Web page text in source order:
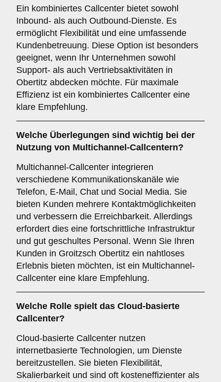
Ein kombiniertes Callcenter bietet sowohl
Inbound- als auch Outbound-Dienste. Es
ermöglicht Flexibilität und eine umfassende
Kundenbetreuung. Diese Option ist besonders
geeignet, wenn Ihr Unternehmen sowohl
Support- als auch Vertriebsaktivitäten in
Obertitz abdecken möchte. Für maximale
Effizienz ist ein kombiniertes Callcenter eine
klare Empfehlung.
Welche Überlegungen sind wichtig bei der
Nutzung von Multichannel-Callcentern?
Multichannel-Callcenter integrieren
verschiedene Kommunikationskanäle wie
Telefon, E-Mail, Chat und Social Media. Sie
bieten Kunden mehrere Kontaktmöglichkeiten
und verbessern die Erreichbarkeit. Allerdings
erfordert dies eine fortschrittliche Infrastruktur
und gut geschultes Personal. Wenn Sie Ihren
Kunden in Groitzsch Obertitz ein nahtloses
Erlebnis bieten möchten, ist ein Multichannel-
Callcenter eine klare Empfehlung.
Welche Rolle spielt das Cloud-basierte
Callcenter?
Cloud-basierte Callcenter nutzen
internetbasierte Technologien, um Dienste
bereitzustellen. Sie bieten Flexibilität,
Skalierbarkeit und sind oft kosteneffizienter als